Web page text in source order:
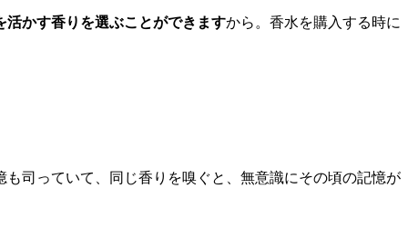
かす香りを選ぶことができますから。香水を購入する時に
司っていて、同じ香りを嗅ぐと、無意識にその頃の記憶が